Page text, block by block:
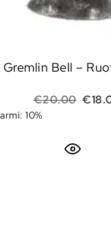
€18.00.
Gremlin Bell –
€20.00 Il
€
10%